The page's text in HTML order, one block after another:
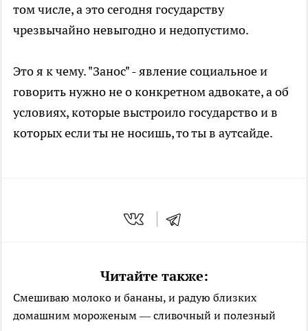
том числе, а это сегодня государству
чрезвычайно невыгодно и недопустимо.
Это я к чему. "Занос" - явление социальное и
говорить нужно не о конкретном адвокате, а об
условиях, которые выстроило государство и в
которых если ты не носишь, то ты в аутсайде.
Читайте также:
Смешиваю молоко и бананы, и радую близких
домашним мороженым — сливочный и полезный